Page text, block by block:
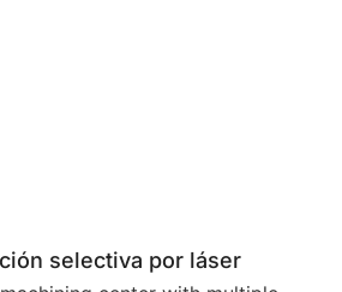
selectiva por láser